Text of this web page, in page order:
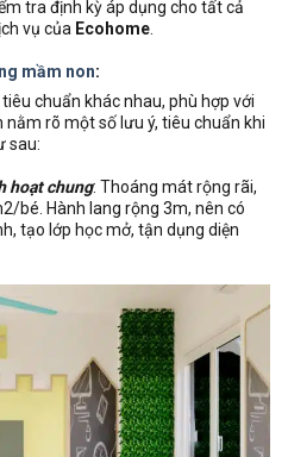
tra định kỳ áp dụng cho tất cả
vụ của Ecohome
mầm non:
chuẩn khác nhau, phù hợp với
rõ một số lưu ý, tiêu chuẩn khi
sau:
hoạt chung: Thoáng mát rộng rãi,
bé. Hành lang rộng 3m, nên có
tạo lớp học mở, tận dụng diện